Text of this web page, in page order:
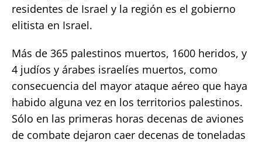
residentes de Israel y la región es el gobierno
elitista en Israel.
Más de 365 palestinos muertos, 1600 heridos, y
4 judíos y árabes israelíes muertos, como
consecuencia del mayor ataque aéreo que haya
habido alguna vez en los territorios palestinos.
Sólo en las primeras horas decenas de aviones
de combate dejaron caer decenas de toneladas